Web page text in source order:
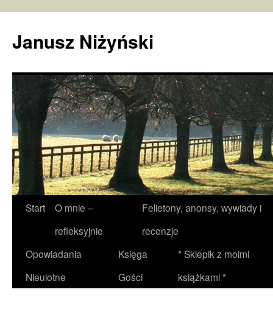
Janusz Niżyński
Przejdź
treści
Start
O mnie –
refleksyjnie
Felietony, anonsy, wywiady i
recenzje
Opowiadania
Nieulotne
Księga
Gości
* Sklepik z moimi
książkami *